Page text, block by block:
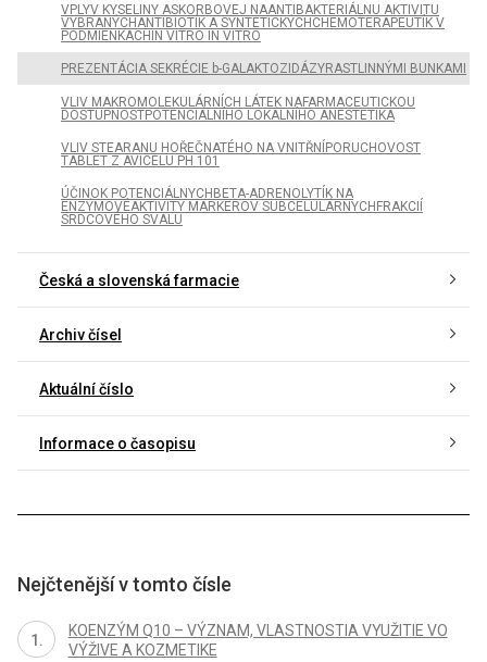
VPLYV KYSELINY ASKORBOVEJ NAANTIBAKTERIÁLNU AKTIVITU
VYBRANÝCHANTIBIOTÍK A SYNTETICKÝCHCHEMOTERAPEUTÍK V
PODMIENKACHIN VITRO IN VITRO
PREZENTÁCIA SEKRÉCIE b-GALAKTOZIDÁZYRASTLINNÝMI BUNKAMI
VLIV MAKROMOLEKULÁRNÍCH LÁTEK NAFARMACEUTICKOU
DOSTUPNOSTPOTENCIÁLNÍHO LOKÁLNÍHO ANESTETIKA
VLIV STEARANU HOŘEČNATÉHO NA VNITŘNÍPORUCHOVOST
TABLET Z AVICELU PH 101
ÚČINOK POTENCIÁLNYCHBETA-ADRENOLYTÍK NA
ENZÝMOVÉAKTIVITY MARKEROV SUBCELULÁRNYCHFRAKCIÍ
SRDCOVÉHO SVALU
Česká a slovenská farmacie
Archiv čísel
Aktuální číslo
Informace o časopisu
Nejčtenější v tomto čísle
KOENZÝM Q10 – VÝZNAM, VLASTNOSTIA VYUŽITIE VO
VÝŽIVE A KOZMETIKE